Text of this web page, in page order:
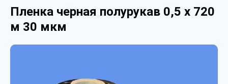
Пленка черная полурукав 0,5 х 720
м 30 мкм